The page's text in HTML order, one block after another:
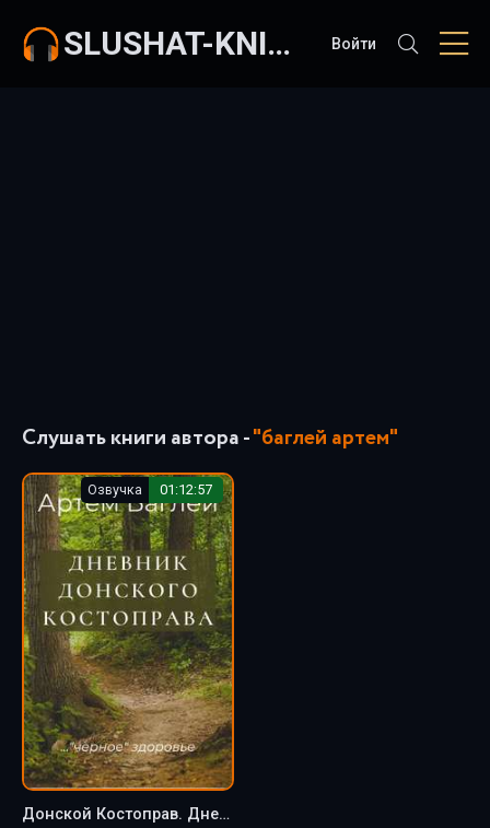
SLUSHAT-KNIGI.COM Войти
Слушать книги автора -"баглей артем"
Озвучка 01:12:57
Донской Костоправ. Дневник - Артем Баглей